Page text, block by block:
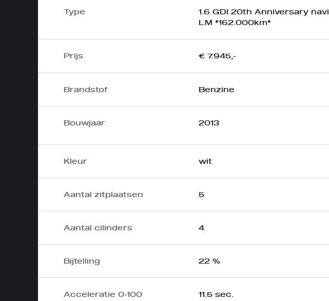
Type
1.6 GDI 20th Anniversary navi
LM *162.000km*
Prijs € 7.945,-
Brandstof Benzine
Bouwjaar 2013
Kleur wit
Aantal zitplaatsen 5
Aantal cilinders 4
Bijtelling 22 %
Acceleratie 0-100 11.5 sec.